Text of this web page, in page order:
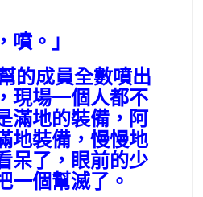
噴。」
的成員全數噴出
現場一個人都不
滿地的裝備，阿
地裝備，慢慢地
呆了，眼前的少
一個幫滅了。